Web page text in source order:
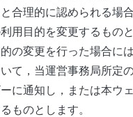
合理的に認められる場
用目的を変更するものと
の変更を行った場合に
て， 当運営事務局所定
に通知し，または本ウ
ものとします。